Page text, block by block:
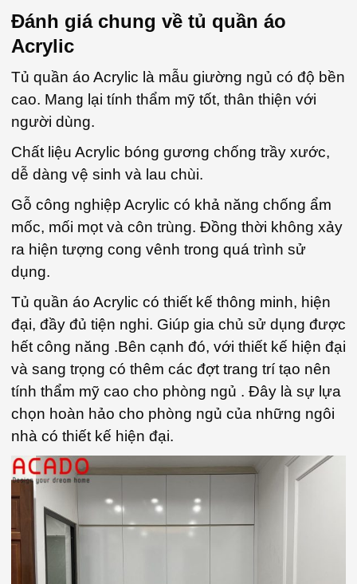
Đánh giá chung về tủ quần áo
Acrylic
Tủ quần áo Acrylic là mẫu giường ngủ có độ bền
cao. Mang lại tính thẩm mỹ tốt, thân thiện với
người dùng.
Chất liệu Acrylic bóng gương chống trầy xước,
dễ dàng vệ sinh và lau chùi.
Gỗ công nghiệp Acrylic có khả năng chống ẩm
mốc, mối mọt và côn trùng. Đồng thời không xảy
ra hiện tượng cong vênh trong quá trình sử
dụng.
Tủ quần áo Acrylic có thiết kế thông minh, hiện
đại, đầy đủ tiện nghi. Giúp gia chủ sử dụng được
hết công năng .Bên cạnh đó, với thiết kế hiện đại
và sang trọng có thêm các đợt trang trí tạo nên
tính thẩm mỹ cao cho phòng ngủ . Đây là sự lựa
chọn hoàn hảo cho phòng ngủ của những ngôi
nhà có thiết kế hiện đại.